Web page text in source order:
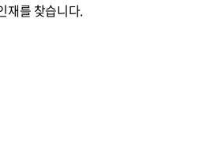
재를 찾습니다.